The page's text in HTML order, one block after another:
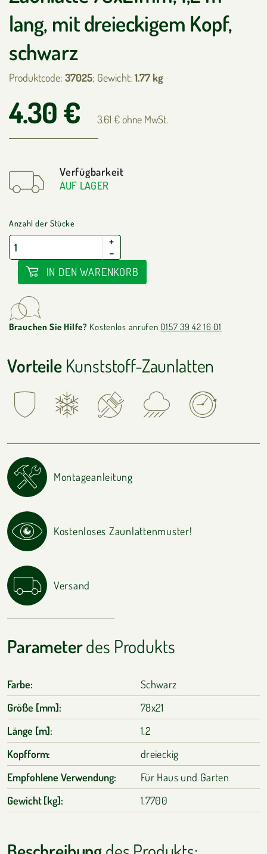
lang, mit dreieckigem Kopf,
schwarz
Produktcode:37025; Gewicht: 1.77 kg
4.30 € 3.61 € ohne MwSt.
Verfügbarkeit
AUF LAGER
Anzahl der Stücke
+
−
IN DEN WARENKORB
Brauchen Sie Hilfe? Kostenlos anrufen0157 39 42 16 01
VorteileKunststoff-Zaunlatten
Montageanleitung
Kostenloses Zaunlattenmuster!
Versand
Parameterdes Produkts
Farbe:
Schwarz
Größe [mm]:
78x21
Länge [m]:
1.2
Kopfform:
dreieckig
Empfohlene Verwendung:
Für Haus und Garten
Gewicht [kg]:
1.7700